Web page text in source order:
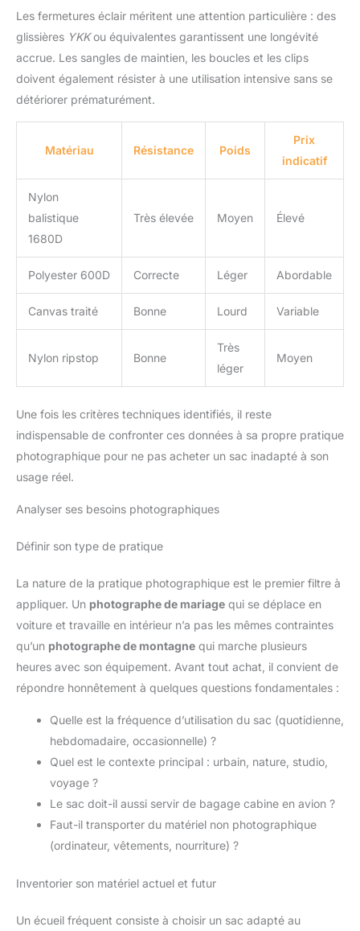
Les fermetures éclair méritent une attention particulière : des
glissières YKKou équivalentes garantissent une longévité
accrue. Les sangles de maintien, les boucles et les clips
doivent également résister à une utilisation intensive sans se
détériorer prématurément.
Matériau Résistance Poids
Prix
indicatif
Nylon
balistique
1680D
Très élevée Moyen Élevé
Polyester 600D Correcte Léger Abordable
Canvas traité Bonne Lourd Variable
Nylon ripstop Bonne
Très
léger
Moyen
Une fois les critères techniques identifiés, il reste
indispensable de confronter ces données à sa propre pratique
photographique pour ne pas acheter un sac inadapté à son
usage réel.
Analyser ses besoins photographiques
Définir son type de pratique
La nature de la pratique photographique est le premier filtre à
appliquer. Un photographe de mariage qui se déplace en
voiture et travaille en intérieur n’a pas les mêmes contraintes
qu’un photographe de montagne qui marche plusieurs
heures avec son équipement. Avant tout achat, il convient de
répondre honnêtement à quelques questions fondamentales :
Quelle est la fréquence d’utilisation du sac (quotidienne,
hebdomadaire, occasionnelle) ?
Quel est le contexte principal : urbain, nature, studio,
voyage ?
Le sac doit-il aussi servir de bagage cabine en avion ?
Faut-il transporter du matériel non photographique
(ordinateur, vêtements, nourriture) ?
Inventorier son matériel actuel et futur
Un écueil fréquent consiste à choisir un sac adapté au